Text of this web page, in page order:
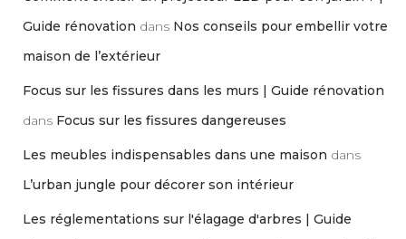
Guide rénovation dans Nos conseils pour embellir votre
maison de l’extérieur
Focus sur les fissures dans les murs | Guide rénovation
dans Focus sur les fissures dangereuses
Les meubles indispensables dans une maison dans
L’urban jungle pour décorer son intérieur
Les réglementations sur l'élagage d'arbres | Guide